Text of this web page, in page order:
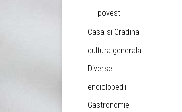
povesti
Casa si Gradina
cultura generala
Diverse
enciclopedii
Gastronomie